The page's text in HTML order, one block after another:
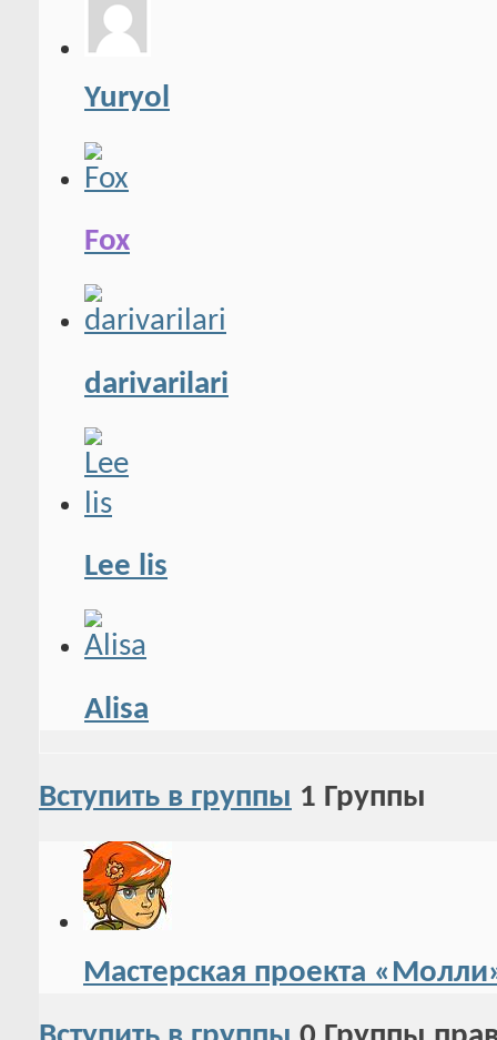
Yuryol
Fox
darivarilari
Lee lis
Alisa
Вступить в группы 1 Группы
Мастерская проекта